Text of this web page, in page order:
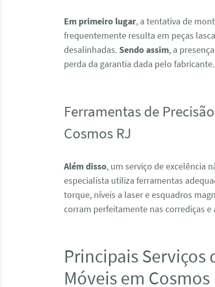
Em primeiro lugar, a tentativa de
frequentemente resulta em peças
desalinhadas. Sendo assim, a
perda da garantia dada pelo fabricante.
Ferramentas de
Cosmos RJ
Além disso, um serviço de excelência
especialista utiliza ferramentas
torque, níveis a laser e esquadros
corram perfeitamente nas corrediças
Principais Serviços
Móveis em Cosmos